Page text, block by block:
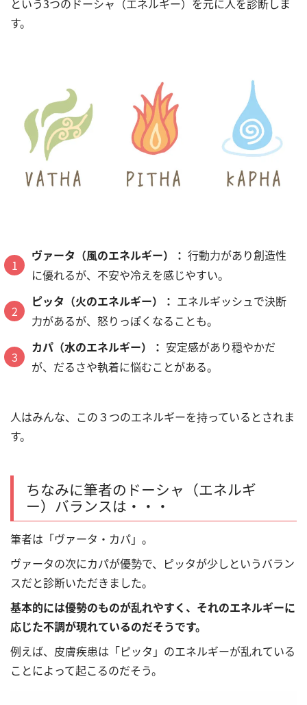
す。
ヴァータ（風のエネルギー）： 行動力があり創造性
に優れるが、不安や冷えを感じやすい。
ピッタ（火のエネルギー）： エネルギッシュで決断
力があるが、怒りっぽくなることも。
カパ（水のエネルギー）： 安定感があり穏やかだ
が、だるさや執着に悩むことがある。
人はみんな、この３つのエネルギーを持っているとされま
す。
ちなみに筆者のドーシャ（エネルギ
ー）バランスは・・・
筆者は「ヴァータ・カパ」。
ヴァータの次にカパが優勢で、ピッタが少しというバラン
スだと診断いただきました。
基本的には優勢のものが乱れやすく、それのエネルギーに
応じた不調が現れているのだそうです。
例えば、皮膚疾患は「ピッタ」のエネルギーが乱れている
ことによって起こるのだそう。